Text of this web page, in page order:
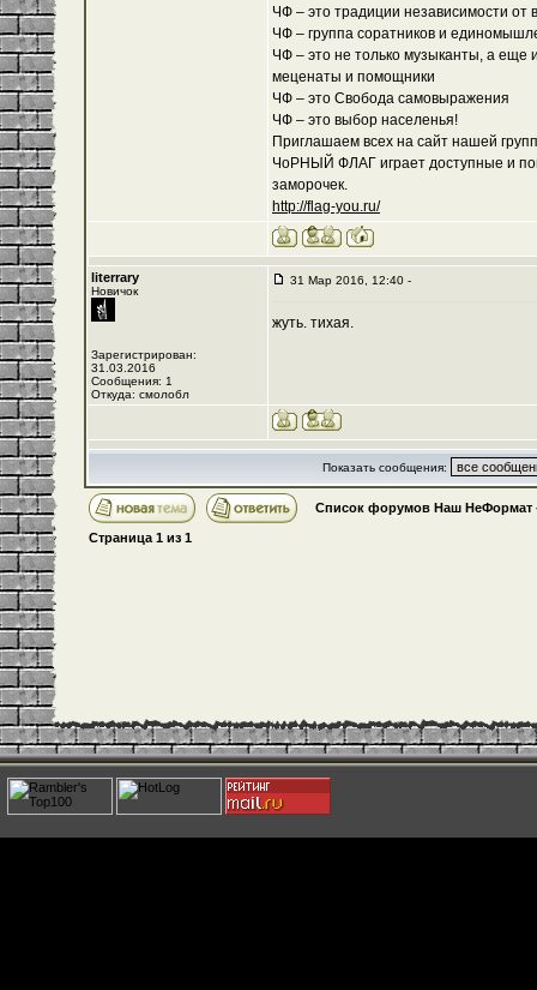
ЧФ – это традиции независимости
ЧФ – группа соратников и
ЧФ – это не только музыканты, а еще
меценаты и помощники
ЧФ – это Свобода самовыражения
ЧФ – это выбор населенья!
Приглашаем всех на сайт нашей
ЧоРНЫЙ ФЛАГ играет доступные и
заморочек.
http://flag-you.ru/
literrary
Новичок
Зарегистрирован:
31.03.2016
Сообщения: 1
Откуда: смолобл
31 Мар 2016, 12:40 -
жуть. тихая.
Показать сообщения:
Список форумов Наш НеФормат
Страница 1 из 1